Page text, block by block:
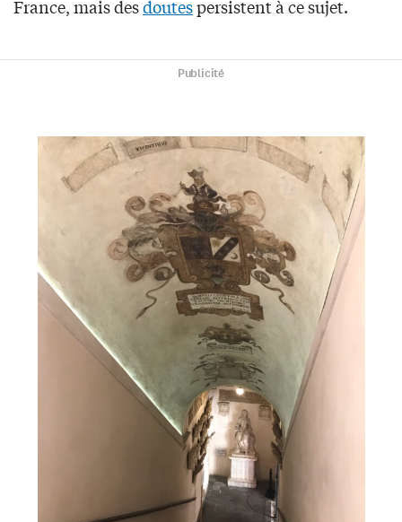
France, mais desdoutespersistent à ce sujet.
Publicité